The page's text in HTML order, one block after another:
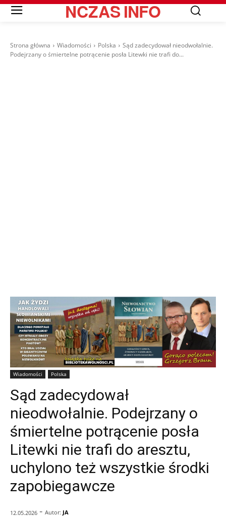
NCZASINFO
Strona główna Wiadomości Polska
Sąd zadecydował nieodwołalnie.
Podejrzany o śmiertelne potrącenie posła Litewki nie trafi do...
Wiadomości Polska
Sąd zadecydował
nieodwołalnie. Podejrzany o
śmiertelne potrącenie posła
Litewki nie trafi do aresztu,
uchylono też wszystkie środki
zapobiegawcze
12.05.2026 - Autor: JA